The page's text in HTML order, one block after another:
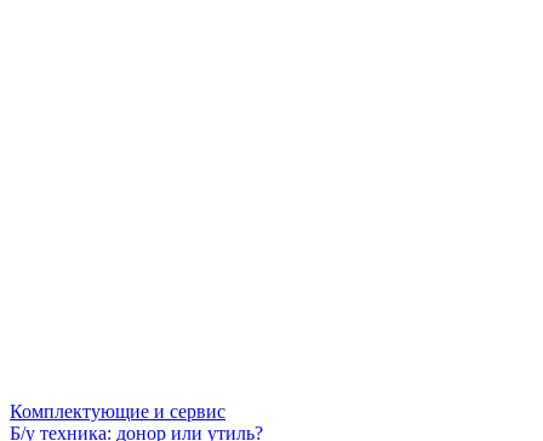
Комплектующие и сервис
Б/у техника: донор или утиль?